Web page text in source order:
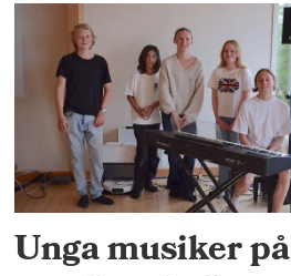
Unga musiker på